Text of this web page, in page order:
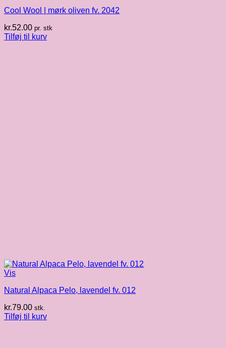
Cool Wool | mørk oliven fv. 2042
kr.52.00 pr. stk
Tilføj til kurv
Vis
Natural Alpaca Pelo, lavendel fv. 012
kr.79.00 stk.
Tilføj til kurv